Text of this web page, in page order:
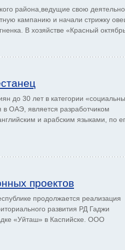
района,ведущие свою
кампанию и начали стрижку
В хозяйстве «Красный
до 30 лет в категории
ОАЭ, является разработчиком
и арабским языками, по
проектов
продолжается реализация
развития РД Гаджи
«Уйташ» в Каспийске. ООО